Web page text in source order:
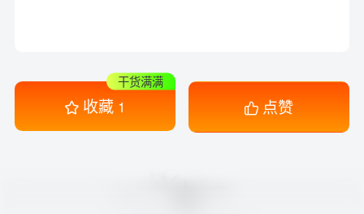
收藏 1
干货满满
点赞